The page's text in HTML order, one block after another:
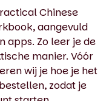
Chinese
aangevuld
apps. Zo leer je de
manier. Vóór
wij je hoe je het
zodat je